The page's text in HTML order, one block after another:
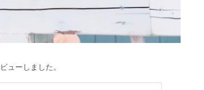
ューしました。